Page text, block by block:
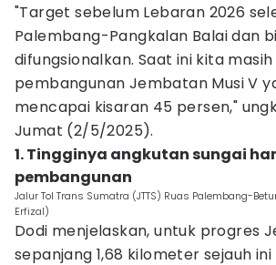
"Target sebelum Lebaran 2026
Palembang-Pangkalan Balai dan
difungsionalkan. Saat ini kita
pembangunan Jembatan Musi V
mencapai kisaran 45 persen,"
Jumat (2/5/2025).
1. Tingginya angkutan sungai
pembangunan
Jalur Tol Trans Sumatra (JTTS) Ruas Palembang-
Erfizal)
Dodi menjelaskan, untuk progres
sepanjang 1,68 kilometer sejauh